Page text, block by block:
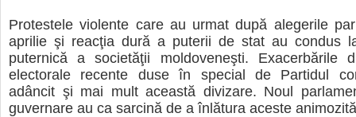
Protestele violente care au urmat după alegerile
aprilie şi reacţia dură a puterii de stat au condus
puternică a societăţii moldoveneşti. Exacerbările
electorale recente duse în special de Partidul
adâncit şi mai mult această divizare. Noul
guvernare au ca sarcină de a înlătura aceste